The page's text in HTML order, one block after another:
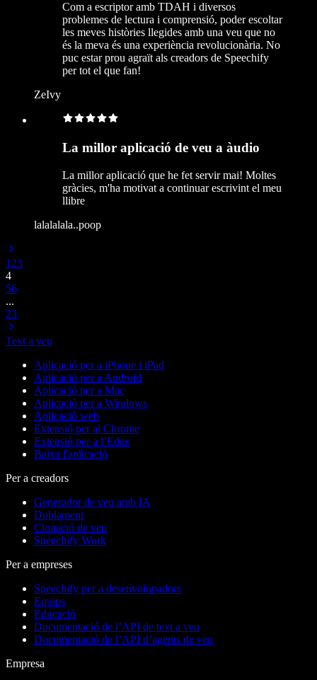
Com a escriptor amb TDAH i diversos
problemes de lectura i comprensió, poder escoltar
les meves històries llegides amb una veu que no
és la meva és una experiència revolucionària. No
puc estar prou agraït als creadors de Speechify
per tot el que fan!
ZeIvy
La millor aplicació de veu a àudio
La millor aplicació que he fet servir mai! Moltes
gràcies, m'ha motivat a continuar escrivint el meu
llibre
lalalalala..poop
1 23
4
56
...
23
Text a veu
Aplicació per a iPhone i iPad
Aplicació per a Android
Aplicació per a Mac
Aplicació per a Windows
Aplicació web
Extensió per al Chrome
Extensió per a l’Edge
Baixa l'aplicació
Per a creadors
Generador de veu amb IA
Doblament
Clonació de veu
Speechify Work
Per a empreses
Speechify per a desenvolupadors
Equips
Educació
Documentació de l’API de text a veu
Documentació de l’API d’agents de veu
Empresa